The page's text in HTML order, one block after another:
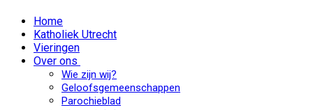
Home
Katholiek Utrecht
Vieringen
Over ons
Wie zijn wij?
Geloofsgemeenschappen
Parochieblad